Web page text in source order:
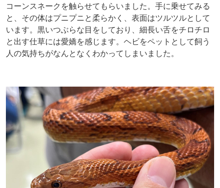
コーンスネークを触らせてもらいました。手に乗せてみる
と、その体はプニプニと柔らかく、表面はツルツルとして
います。黒いつぶらな目をしており、細長い舌をチロチロ
と出す仕草には愛嬌を感じます。ヘビをペットとして飼う
人の気持ちがなんとなくわかってしまいました。